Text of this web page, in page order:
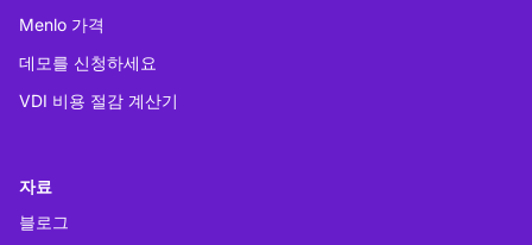
Menlo 가격
데모를 신청하세요
VDI 비용 절감 계산기
자료
블로그